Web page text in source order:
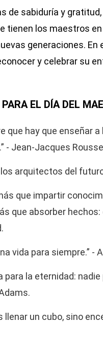
de sabiduría y
tienen los maestros
generaciones. En
y celebrar su
EL DÍA DEL
que hay que enseñar
- Jean-Jacques
arquitectos del
que impartir
que absorber
vida para siempre.” -
para la eternidad:
llenar un cubo, sino